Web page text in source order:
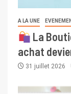
A LA UNE
La
achat
31 juillet 2026